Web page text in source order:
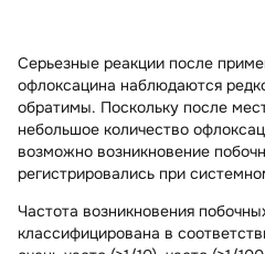
Серьезные реакции после
офлоксацина наблюдаются
обратимы. Поскольку после
небольшое количество
возможно возникновение
регистрировались при
Частота возникновения
классифицирована в